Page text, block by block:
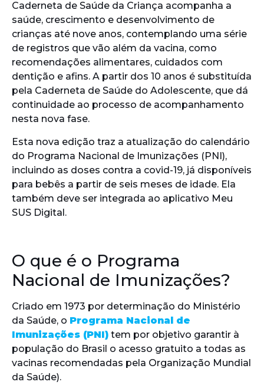
Caderneta de Saúde da Criança acompanha a
saúde, crescimento e desenvolvimento de
crianças até nove anos, contemplando uma série
de registros que vão além da vacina, como
recomendações alimentares, cuidados com
dentição e afins. A partir dos 10 anos é substituída
pela Caderneta de Saúde do Adolescente, que dá
continuidade ao processo de acompanhamento
nesta nova fase.
Esta nova edição traz a atualização do calendário
do Programa Nacional de Imunizações (PNI),
incluindo as doses contra a covid-19, já disponíveis
para bebês a partir de seis meses de idade. Ela
também deve ser integrada ao aplicativo Meu
SUS Digital.
O que é o Programa
Nacional de Imunizações?
Criado em 1973 por determinação do Ministério
da Saúde, o Programa Nacional de
Imunizações (PNI) tem por objetivo garantir à
população do Brasil o acesso gratuito a todas as
vacinas recomendadas pela Organização Mundial
da Saúde).